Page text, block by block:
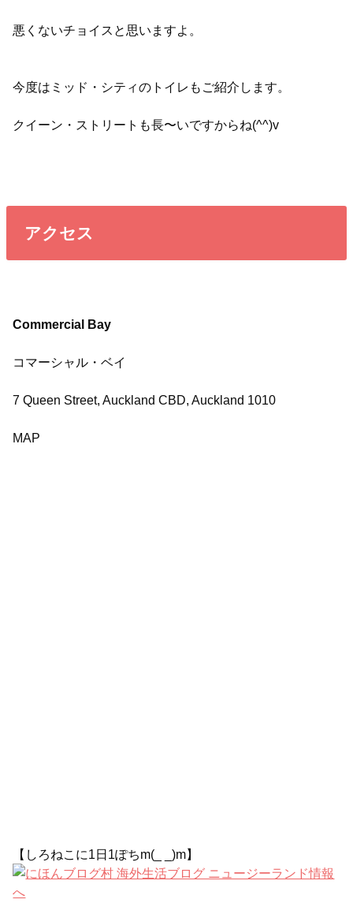
悪くないチョイスと思いますよ。
今度はミッド・シティのトイレもご紹介します。
クイーン・ストリートも長〜いですからね(^^)v
アクセス
Commercial Bay
コマーシャル・ベイ
7 Queen Street, Auckland CBD, Auckland 1010
MAP
【しろねこに1日1ぽちm(_ _)m】